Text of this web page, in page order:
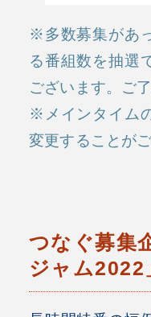
※多数募集があ
る番組数を抽選
ございます。ご
※メインタイム
変更することが
つなぐ募集
ジャム2022